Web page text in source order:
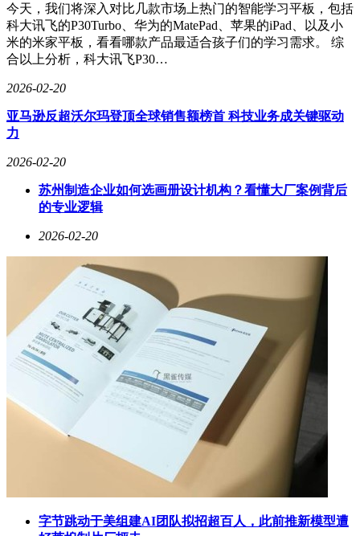
今天，我们将深入对比几款市场上热门的智能学习平板，包括
科大讯飞的P30Turbo、华为的MatePad、苹果的iPad、以及小
米的米家平板，看看哪款产品最适合孩子们的学习需求。 综
合以上分析，科大讯飞P30…
2026-02-20
亚马逊反超沃尔玛登顶全球销售额榜首 科技业务成关键驱动
力
2026-02-20
苏州制造企业如何选画册设计机构？看懂大厂案例背后
的专业逻辑
2026-02-20
字节跳动于美组建AI团队拟招超百人，此前推新模型遭